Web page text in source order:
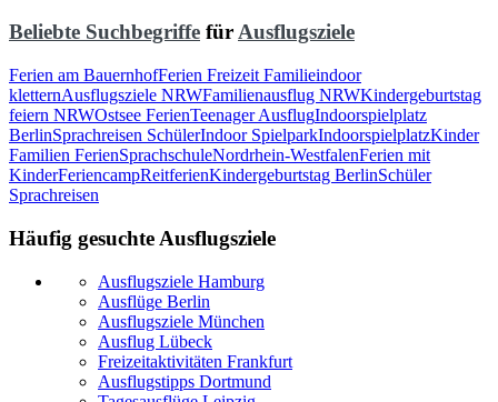
Beliebte Suchbegriffe fürAusflugsziele
Ferien am BauernhofFerien Freizeit Familieindoor
kletternAusflugsziele NRWFamilienausflug NRWKindergeburtstag
feiern NRWOstsee FerienTeenager AusflugIndoorspielplatz
BerlinSprachreisen SchülerIndoor SpielparkIndoorspielplatzKinder
Familien FerienSprachschuleNordrhein-WestfalenFerien mit
KinderFeriencampReitferienKindergeburtstag BerlinSchüler
Sprachreisen
Häufig gesuchte Ausflugsziele
Ausflugsziele Hamburg
Ausflüge Berlin
Ausflugsziele München
Ausflug Lübeck
Freizeitaktivitäten Frankfurt
Ausflugstipps Dortmund